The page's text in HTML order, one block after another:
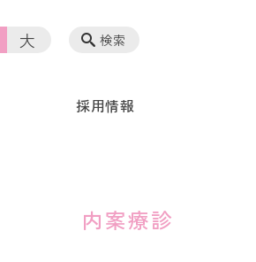
採用情報
検索
大
診療案内